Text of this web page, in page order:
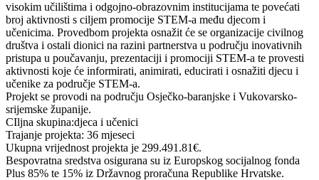
visokim učilištima i odgojno-obrazovnim institucijama te povećati
broj aktivnosti s ciljem promocije STEM-a među djecom i
učenicima. Provedbom projekta osnažit će se organizacije civilnog
društva i ostali dionici na razini partnerstva u području inovativnih
pristupa u poučavanju, prezentaciji i promociji STEM-a te provesti
aktivnosti koje će informirati, animirati, educirati i osnažiti djecu i
učenike za područje STEM-a.
Projekt se provodi na području Osječko-baranjske i Vukovarsko-
srijemske županije.
CIljna skupina:djeca i učenici
Trajanje projekta: 36 mjeseci
Ukupna vrijednost projekta je 299.491.81€.
Bespovratna sredstva osigurana su iz Europskog socijalnog fonda
Plus 85% te 15% iz Državnog proračuna Republike Hrvatske.